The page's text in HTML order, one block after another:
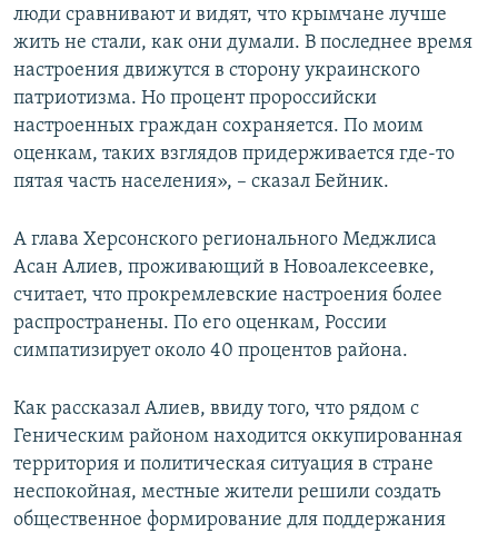
люди сравнивают и видят, что крымчане лучше
жить не стали, как они думали. В последнее время
настроения движутся в сторону украинского
патриотизма. Но процент пророссийски
настроенных граждан сохраняется. По моим
оценкам, таких взглядов придерживается где-то
пятая часть населения», – сказал Бейник.
А глава Херсонского регионального Меджлиса
Асан Алиев, проживающий в Новоалексеевке,
считает, что прокремлевские настроения более
распространены. По его оценкам, России
симпатизирует около 40 процентов района.
Как рассказал Алиев, ввиду того, что рядом с
Геническим районом находится оккупированная
территория и политическая ситуация в стране
неспокойная, местные жители решили создать
общественное формирование для поддержания